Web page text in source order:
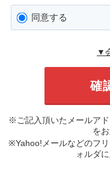
同意する
▼
※ご記入頂いたメールア
を
※Yahoo!メールなどのフ
ォルダ